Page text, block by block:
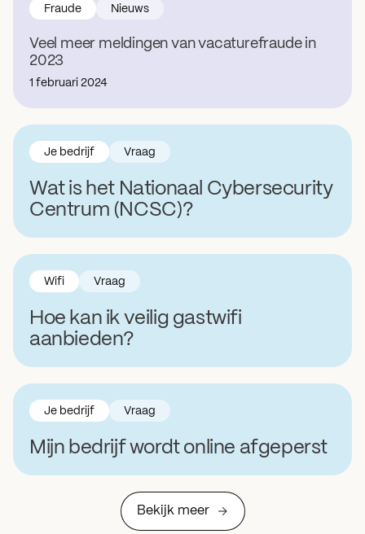
Veel meer meldingen van vacaturefraude in
2023
Fraude Nieuws
1 februari 2024
Wat is het Nationaal Cybersecurity
Centrum (NCSC)?
Je bedrijf Vraag
Hoe kan ik veilig gastwifi
aanbieden?
Wifi Vraag
Mijn bedrijf wordt online afgeperst
Je bedrijf Vraag
Bekijk meer